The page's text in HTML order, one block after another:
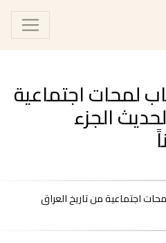
لمحات اجتماعية
الجزء
اجتماعية من تاريخ العراق